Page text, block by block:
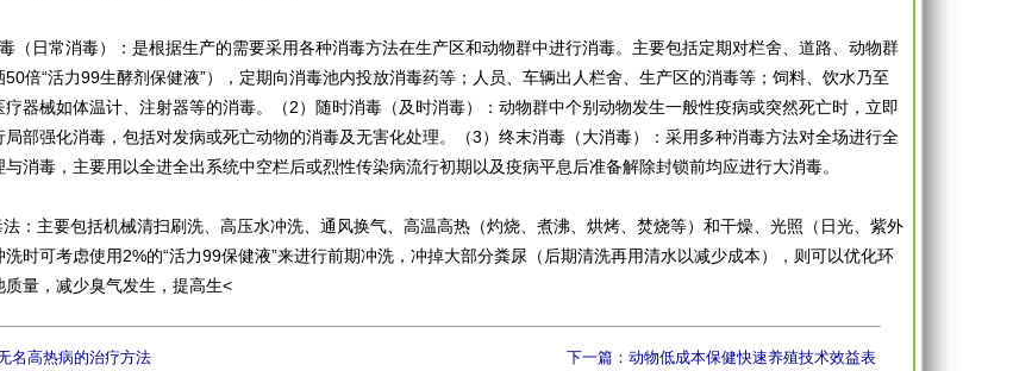
毒（日常消毒）：是根据生产的需要采用各种消毒方法在生产区和动物群中进行消毒。主要包括定期对栏舍、道路、动物群
50倍“活力99生酵剂保健液”），定期向消毒池内投放消毒药等；人员、车辆出人栏舍、生产区的消毒等；饲料、饮水乃至
疗器械如体温计、注射器等的消毒。（2）随时消毒（及时消毒）：动物群中个别动物发生一般性疫病或突然死亡时，立即
局部强化消毒，包括对发病或死亡动物的消毒及无害化处理。（3）终末消毒（大消毒）：采用多种消毒方法对全场进行全
消毒，主要用以全进全出系统中空栏后或烈性传染病流行初期以及疫病平息后准备解除封锁前均应进行大消毒。
法：主要包括机械清扫刷洗、高压水冲洗、通风换气、高温高热（灼烧、煮沸、烘烤、焚烧等）和干燥、光照（日光、紫外
时可考虑使用2%的“活力99保健液”来进行前期冲洗，冲掉大部分粪尿（后期清洗再用清水以减少成本），则可以优化环
质量，减少臭气发生，提高生<
名高热病的治疗方法 下一篇：动物低成本保健快速养殖技术效益表